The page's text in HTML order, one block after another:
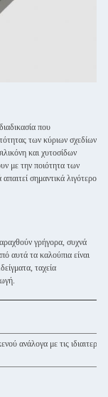
που
των κύριων σχεδίων
και χυτοσίδων
με την ποιότητα των
σημαντικά λιγότερο
γρήγορα, συχνά
αυτά τα καλούπια είναι
ταχεία
ανάλογα με τις